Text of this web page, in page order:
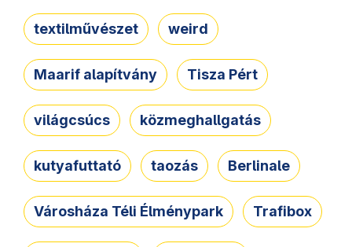
textilművészet weird
Maarif alapítvány Tisza Pért
világcsúcs közmeghallgatás
kutyafuttató taozás Berlinale
Városháza Téli Élménypark Trafibox